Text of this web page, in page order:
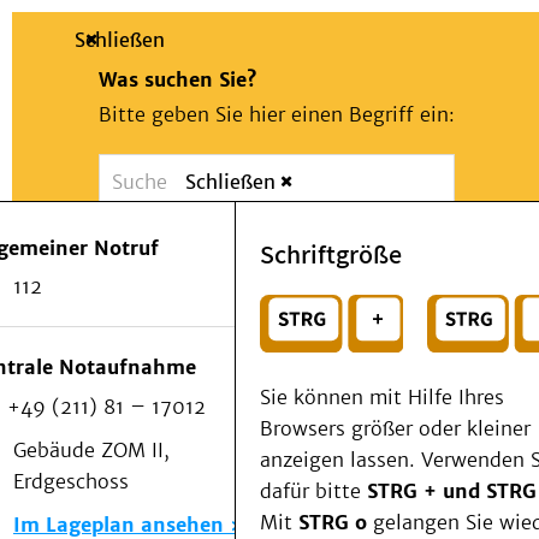
Suche
Schließen
Was suchen Sie?
Bitte geben Sie hier einen Begriff ein:
Suchen
Wählen Sie ein Thema für Ihren
Notfall
Schließen
Notruf
112
Notaufnahme
+49 (211) 81 – 17012
Gebäude ZOM II,
Erdgeschoss
Im Lageplan ansehen
Schriftgröße
Sie können mit Hilfe Ihres
Browsers größer oder kleiner
anzeigen lassen. Verwenden
dafür bitte STRG + und
Mit STRG o gelangen Sie
Patienten & Besucher
Als Patient am UKD
Beratung und Unterstützung
Veranstaltungen
Kommunikation im Medizinwesen (KIM)
Notfall
Forschung & Lehre
Medizinische Fakultät